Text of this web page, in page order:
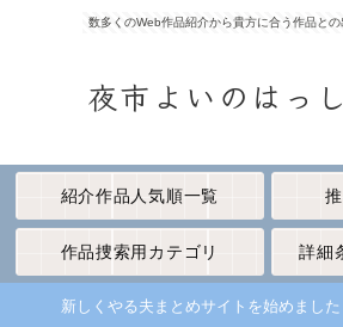
数多くのWeb作品紹介から貴方に合う作品と
夜市よいのはっ
紹介作品人気順一覧
作品捜索用カテゴリ 詳細
新しくやる夫まとめサイトを始めまし